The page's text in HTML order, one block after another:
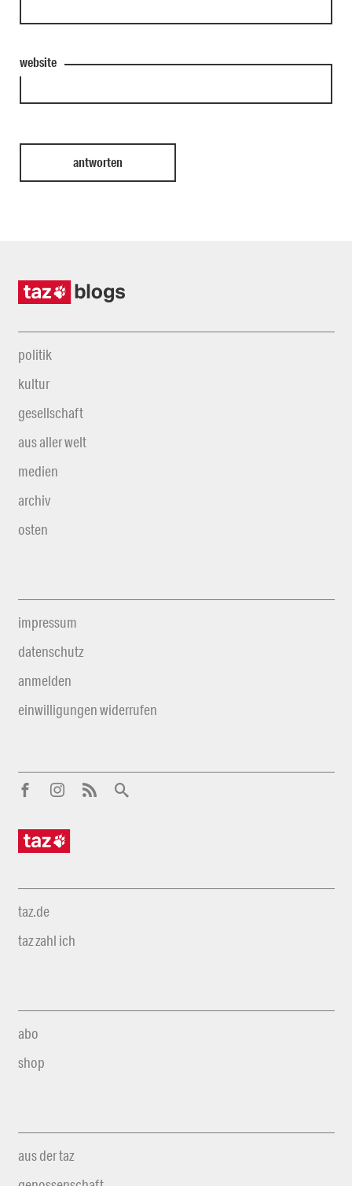
website
politik
kultur
gesellschaft
aus aller welt
medien
archiv
osten
impressum
datenschutz
anmelden
einwilligungen widerrufen
taz.de
taz zahl ich
abo
shop
aus der taz